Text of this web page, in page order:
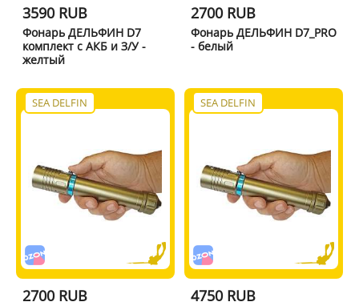
3590 RUB
Фонарь ДЕЛЬФИН D7
комплект с АКБ и З/У -
желтый
2700 RUB
Фонарь ДЕЛЬФИН D7_PRO
- белый
SEA DELFIN
2700 RUB
SEA DELFIN
4750 RUB